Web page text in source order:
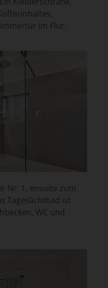
im Flur.
Nr. 1, ensuite zum
Tageslichtbad ist
WC und